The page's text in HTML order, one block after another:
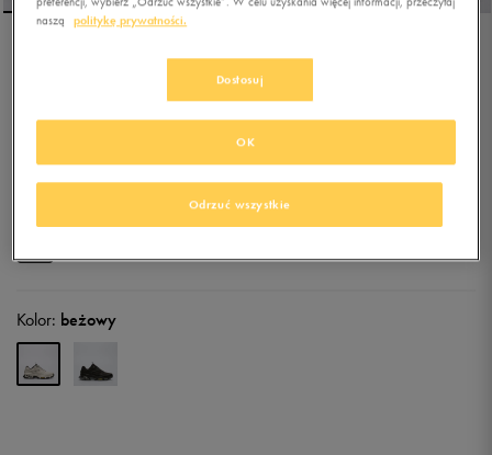
SKECHERS SKECH-AIR
229,99złz Vat
Kolor: beżowy
naszą
politykę prywatności.
Dostosuj
Odrzuć wszystkie
OK